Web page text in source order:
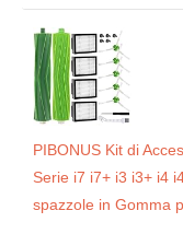
PIBONUS Kit di
Serie i7 i7+ i3 i3+ i4
spazzole in Gomma